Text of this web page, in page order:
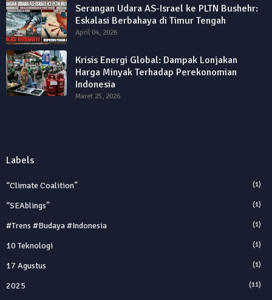
Serangan Udara AS-Israel ke PLTN Bushehr:
Eskalasi Berbahaya di Timur Tengah
April 04, 2026
Krisis Energi Global: Dampak Lonjakan
Harga Minyak Terhadap Perekonomian
Indonesia
Maret 25, 2026
Labels
“Climate Coalition” (1)
“SEAblings” (1)
#trens #budaya #indonesia (1)
10 Teknologi (1)
17 Agustus (1)
2025 (11)